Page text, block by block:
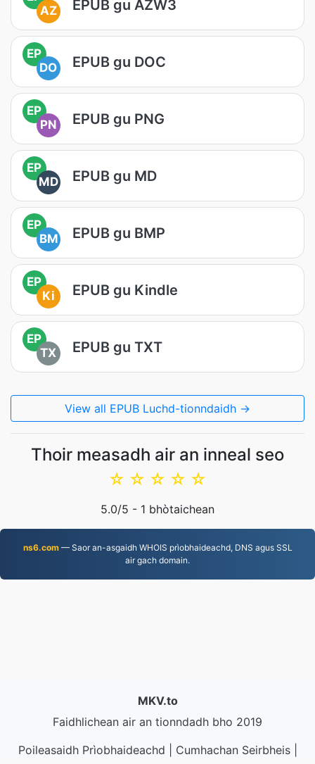
AZ
EPUB gu AZW3
EP
DO
EPUB gu DOC
EP
PN
EPUB gu PNG
EP
MD
EPUB gu MD
EP
BM
EPUB gu BMP
EP
Ki
EPUB gu Kindle
EP
TX
EPUB gu TXT
View all EPUB Luchd-tionndaidh →
Thoir measadh air an inneal seo
☆
☆
☆
☆
☆
5.0/5 - 1 bhòtaichean
ns6.com— Saor an-asgaidh WHOIS prìobhaideachd, DNS agus SSL
air gach domain.
MKV.to
Faidhlichean air an tionndadh bho 2019
Poileasaidh Prìobhaideachd
Cumhachan Seirbheis|